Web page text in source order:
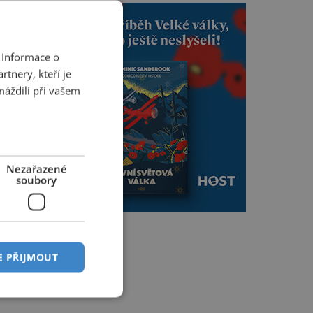
o
kteří je
při vašem
Nezařazené
soubory
PŘIJMOUT